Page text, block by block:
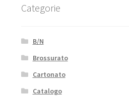
Categorie
B/N
Brossurato
Cartonato
Catalogo